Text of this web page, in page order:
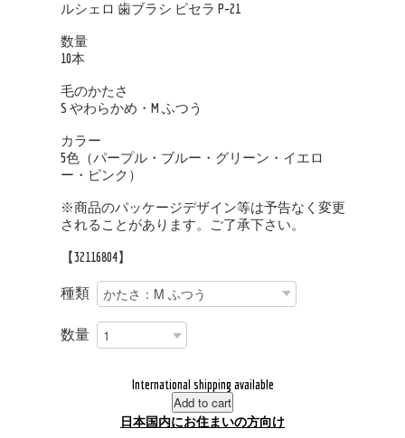
ルシェロ 歯ブラシ ピセラ P-21
数量
10本
毛のかたさ
S やわらかめ・M ふつう
カラー
5色（パープル・ブルー・グリーン・イエロ
ー・ピンク）
※商品のパッケージデザイン等は予告なく変更
されることがあります。ご了承下さい。
【32116804】
種類
数量
International shipping available
Add to cart
日本国内にお住まいの方向け